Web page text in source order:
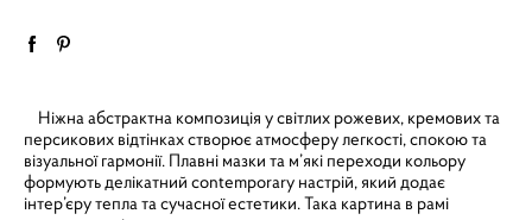
Ніжна абстрактна композиція у світлих рожевих, кремових та
персикових відтінках створює атмосферу легкості, спокою та
візуальної гармонії. Плавні мазки та м’які переходи кольору
формують делікатний contemporary настрій, який додає
інтер’єру тепла та сучасної естетики. Така картина в рамі